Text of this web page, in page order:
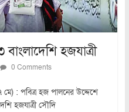
হজযাত্রী
0 Comments
মে) : পবিত্র হজ পালনের উদ্দেশে
হজযাত্রী সৌদি